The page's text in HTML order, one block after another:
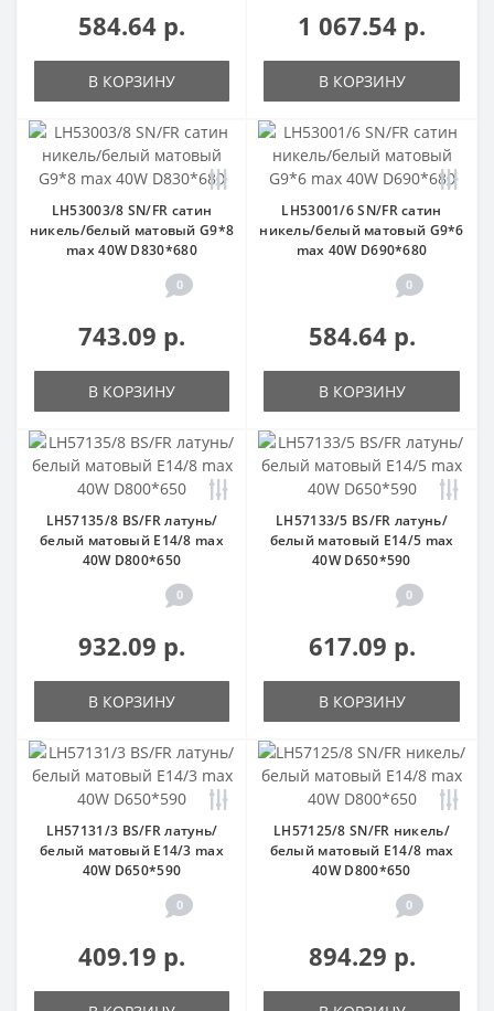
584.64 р.
В КОРЗИНУ
1 067.54 р.
В КОРЗИНУ
LH53003/8 SN/FR сатин
никель/белый матовый G9*8
max 40W D830*680
0
743.09 р.
В КОРЗИНУ
LH53001/6 SN/FR сатин
никель/белый матовый G9*6
max 40W D690*680
0
584.64 р.
В КОРЗИНУ
LH57135/8 BS/FR латунь/
белый матовый E14/8 max
40W D800*650
0
932.09 р.
В КОРЗИНУ
LH57133/5 BS/FR латунь/
белый матовый E14/5 max
40W D650*590
0
617.09 р.
В КОРЗИНУ
LH57131/3 BS/FR латунь/
белый матовый E14/3 max
40W D650*590
0
409.19 р.
LH57125/8 SN/FR никель/
белый матовый E14/8 max
40W D800*650
0
894.29 р.